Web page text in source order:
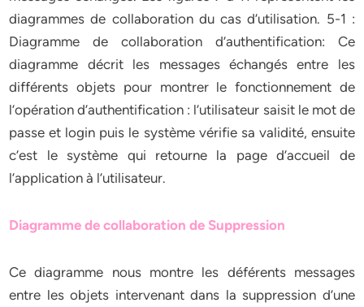
diagrammes de collaboration du cas d’utilisation. 5-1 :
Diagramme de collaboration d’authentification: Ce
diagramme décrit les messages échangés entre les
différents objets pour montrer le fonctionnement de
l’opération d’authentification : l’utilisateur saisit le mot de
passe et login puis le système vérifie sa validité, ensuite
c’est le système qui retourne la page d’accueil de
l’application à l’utilisateur.
Diagramme de collaboration de Suppression
Ce diagramme nous montre les déférents messages
entre les objets intervenant dans la suppression d’une